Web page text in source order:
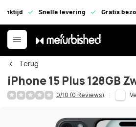
Snelle levering Gratis
Terug
iPhone 15 Plus 128GB
0/10 (0 Reviews)